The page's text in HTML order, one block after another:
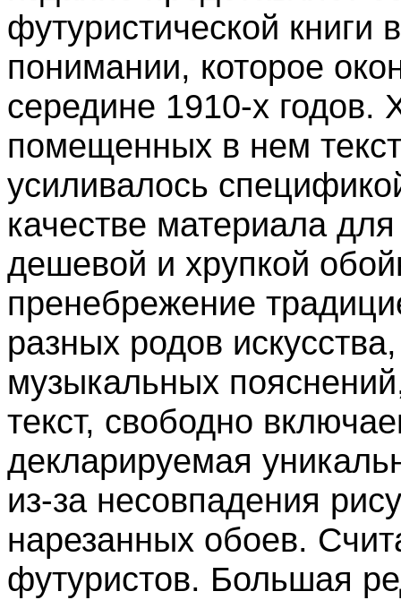
футуристической книги
понимании, которое
середине 1910-х годов.
помещенных в нем
усиливалось
качестве материала
дешевой и хрупкой
пренебрежение
разных родов
музыкальных
текст, свободно
декларируемая
из-за несовпадения
нарезанных обоев.
футуристов. Большая